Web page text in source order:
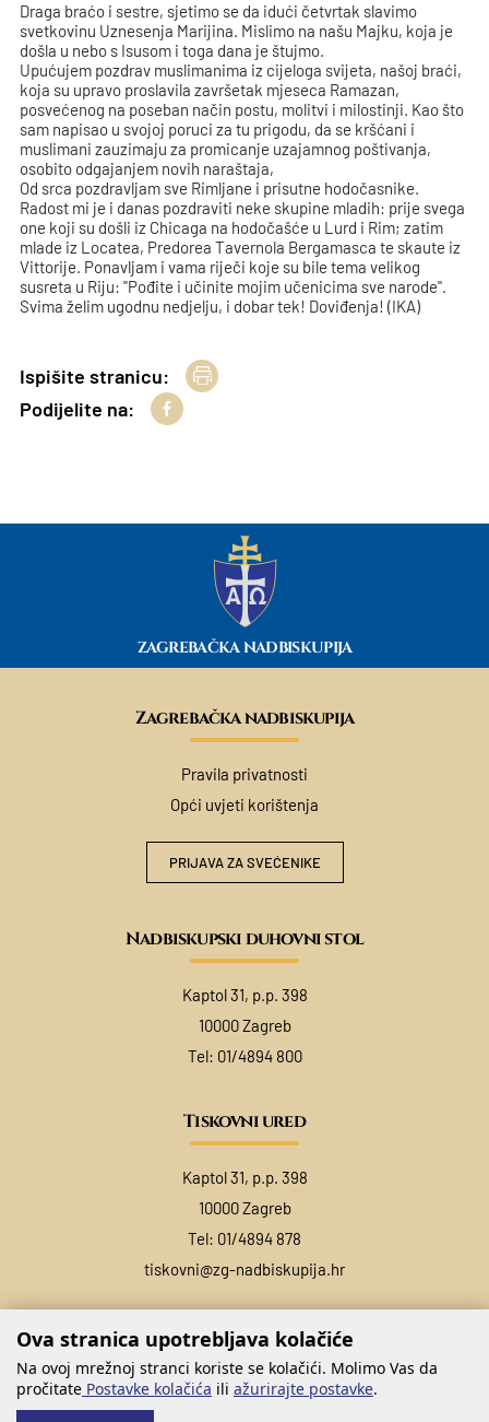
Draga braćo i sestre, sjetimo se da idući četvrtak slavimo
svetkovinu Uznesenja Marijina. Mislimo na našu Majku, koja je
došla u nebo s Isusom i toga dana je štujmo.
Upućujem pozdrav muslimanima iz cijeloga svijeta, našoj braći,
koja su upravo proslavila završetak mjeseca Ramazan,
posvećenog na poseban način postu, molitvi i milostinji. Kao što
sam napisao u svojoj poruci za tu prigodu, da se kršćani i
muslimani zauzimaju za promicanje uzajamnog poštivanja,
osobito odgajanjem novih naraštaja,
Od srca pozdravljam sve Rimljane i prisutne hodočasnike.
Radost mi je i danas pozdraviti neke skupine mladih: prije svega
one koji su došli iz Chicaga na hodočašće u Lurd i Rim; zatim
mlade iz Locatea, Predorea Tavernola Bergamasca te skaute iz
Vittorije. Ponavljam i vama riječi koje su bile tema velikog
susreta u Riju: "Pođite i učinite mojim učenicima sve narode".
Svima želim ugodnu nedjelju, i dobar tek! Doviđenja! (IKA)
Ispišite stranicu:
Podijelite na:
ZAGREBAČKA NADBISKUPIJA
Zagrebačka nadbiskupija
Pravila privatnosti
Opći uvjeti korištenja
PRIJAVA ZA SVEĆENIKE
Nadbiskupski duhovni stol
Kaptol 31, p.p. 398
10000 Zagreb
Tel: 01/4894 800
Tiskovni ured
Kaptol 31, p.p. 398
10000 Zagreb
Tel: 01/4894 878
tiskovni@zg-nadbiskupija.hr
Ova stranica upotrebljava kolačiće
Na ovoj mrežnoj stranci koriste se kolačići. Molimo Vas da
pročitate Postavke kolačića ili ažurirajte postavke.